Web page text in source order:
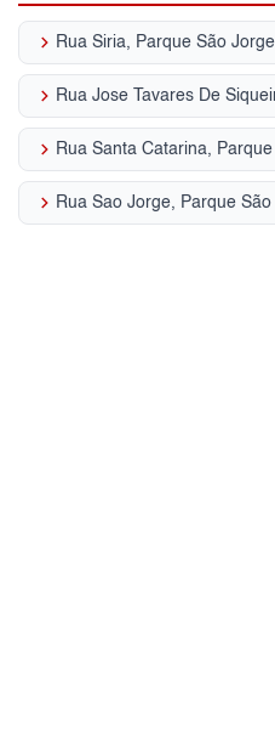
keyboard_arrow_right Rua Siria, Parque São Jorge
keyboard_arrow_right Rua Jose Tavares De
keyboard_arrow_right Rua Santa Catarina,
keyboard_arrow_right Rua Sao Jorge, Parque